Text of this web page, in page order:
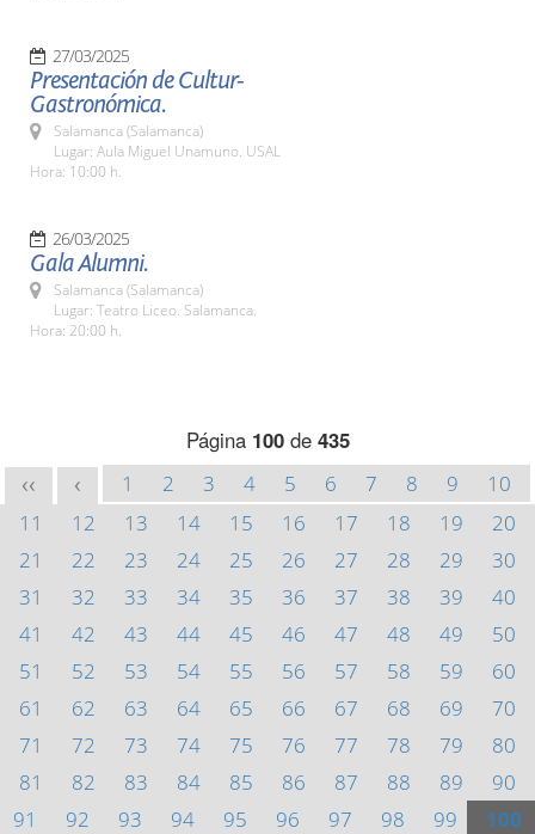
27/03/2025
Presentación de Cultur-
Gastronómica.
Salamanca (Salamanca)
Lugar: Aula Miguel Unamuno. USAL
Hora: 10:00 h.
26/03/2025
Gala Alumni.
Salamanca (Salamanca)
Lugar: Teatro Liceo. Salamanca.
Hora: 20:00 h.
Página 100de 435
<< < 1 2 3 4 5 6 7 8 9
10
11
12 13 14 15 16 17 18 19
20
21
22 23 24 25 26 27 28 29
30
31
32 33 34 35 36 37 38 39
40
41
42 43 44 45 46 47 48 49
50
51
52 53 54 55 56 57 58 59
60
61
62 63 64 65 66 67 68 69
70
71
72 73 74 75 76 77 78 79
80
81
82 83 84 85 86 87 88 89
90
91
92 93 94 95 96 97 98 99
100